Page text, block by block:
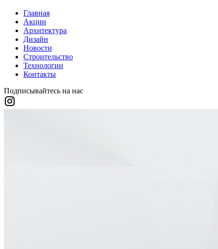
Главная
Акции
Архитектура
Дизайн
Новости
Строительство
Технологии
Контакты
Подписывайтесь на нас